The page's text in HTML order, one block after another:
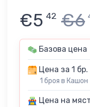
€5 42 €6
Базова цена
Цена за 1
1 броя в Кашон
Цена на